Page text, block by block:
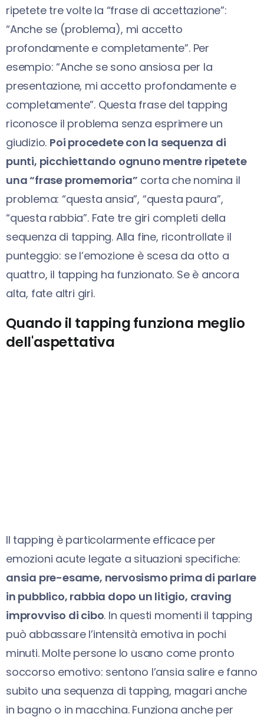
ripetete tre volte la “frase di accettazione”:
“Anche se (problema), mi accetto
profondamente e completamente”. Per
esempio: “Anche se sono ansiosa per la
presentazione, mi accetto profondamente e
completamente”. Questa frase del tapping
riconosce il problema senza esprimere un
giudizio. Poi procedete con la sequenza di
punti, picchiettando ognuno mentre ripetete
una “frase promemoria” corta che nomina il
problema: “questa ansia”, “questa paura”,
“questa rabbia”. Fate tre giri completi della
sequenza di tapping. Alla fine, ricontrollate il
punteggio: se l’emozione è scesa da otto a
quattro, il tapping ha funzionato. Se è ancora
alta, fate altri giri.
Quando il tapping funziona meglio
dell'aspettativa
Il tapping è particolarmente efficace per
emozioni acute legate a situazioni specifiche:
ansia pre-esame, nervosismo prima di parlare
in pubblico, rabbia dopo un litigio, craving
improvviso di cibo. In questi momenti il tapping
può abbassare l’intensità emotiva in pochi
minuti. Molte persone lo usano come pronto
soccorso emotivo: sentono l’ansia salire e fanno
subito una sequenza di tapping, magari anche
in bagno o in macchina. Funziona anche per